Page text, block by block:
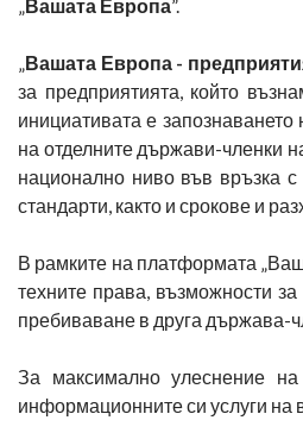
„Вашата Европа”.
„Вашата Европа -
за предприятията, който
инициативата е
на отделните държави-членки
национално ниво във връзка
стандарти, както и срокове и
В рамките на платформата
техните права, възможности
пребиваване в друга държава-
За максимално улеснение на
информационните си услуги на